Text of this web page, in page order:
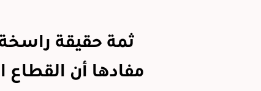
ثمة حقيقة راسخة
مفادها أن القطاع